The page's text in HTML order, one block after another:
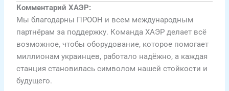
Комментарий ХАЭР:
Мы благодарны ПРООН и всем международным
партнёрам за поддержку. Команда ХАЭР делает всё
возможное, чтобы оборудование, которое помогает
миллионам украинцев, работало надёжно, а каждая
станция становилась символом нашей стойкости и
будущего.